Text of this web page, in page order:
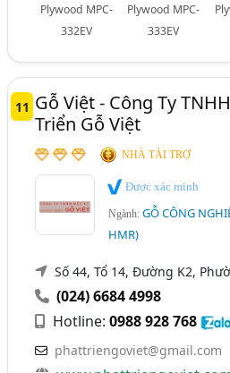
Plywood MPC-
332EV
Plywood MPC-
333EV
11 Gỗ Việt - Công Ty
Triển Gỗ Việt
NHÀ TÀI TRỢ
Được xác minh
Ngành:GỖ CÔNG
HMR)
Số 44, Tổ 14, Đường K2,
(024) 6684 4998
Hotline:0988 928 768
phattriengoviet@gmail.com